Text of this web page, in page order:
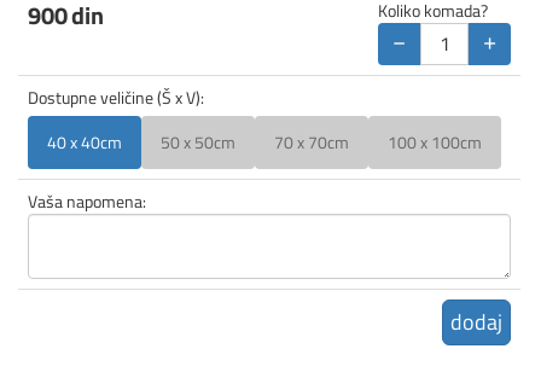
900din Koliko komada?
− +
Dostupne veličine (Š x V):
40 x 40cm
50 x 50cm 70 x 70cm 100 x 100cm
Vaša napomena:
dodaj